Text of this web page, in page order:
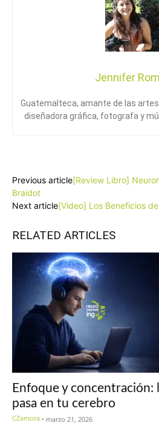
Jennifer
Guatemalteca, amante de las
diseñadora gráfica, fotografa y
Previous article[Review Libro]
Braidot
Next article[Video] Los Beneficios
RELATED ARTICLES
Enfoque y concentración:
pasa en tu cerebro
CZamora - marzo 21, 2026